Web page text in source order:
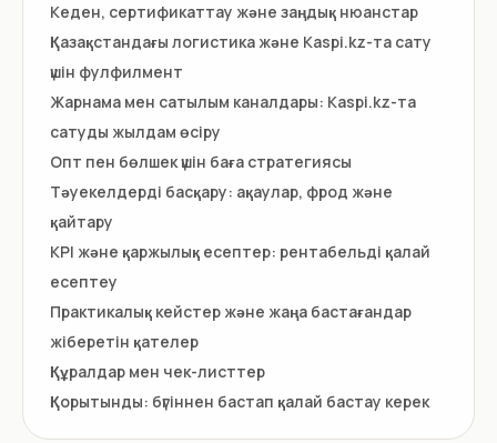
Кеден, сертификаттау және заңдық нюанстар
Қазақстандағы логистика және Kaspi.kz-та сату
үшін фулфилмент
Жарнама мен сатылым каналдары: Kaspi.kz-та
сатуды жылдам өсіру
Опт пен бөлшек үшін баға стратегиясы
Тәуекелдерді басқару: ақаулар, фрод және
қайтару
KPI және қаржылық есептер: рентабельді қалай
есептеу
Практикалық кейстер және жаңа бастағандар
жіберетін қателер
Құралдар мен чек-листтер
Қорытынды: бүгіннен бастап қалай бастау керек